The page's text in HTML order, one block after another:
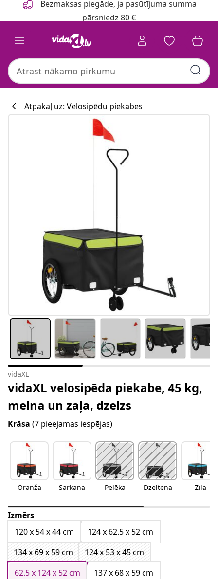
Bezmaksas piegāde, ja pasūtījuma summa
pārsniedz 80 €
Atpakaļ uz: Velosipēdu piekabes
vidaXL
vidaXL velosipēda piekabe, 45 kg,
melna un zaļa, dzelzs
Krāsa (7 pieejamas iespējas)
Oranža Sarkana Pelēka Dzeltena Zila
Izmērs
120 x 54 x 44 cm
124 x 62.5 x 52 cm
134 x 69 x 59 cm
124 x 53 x 45 cm
62.5 x 124 x 52 cm
137 x 68 x 59 cm